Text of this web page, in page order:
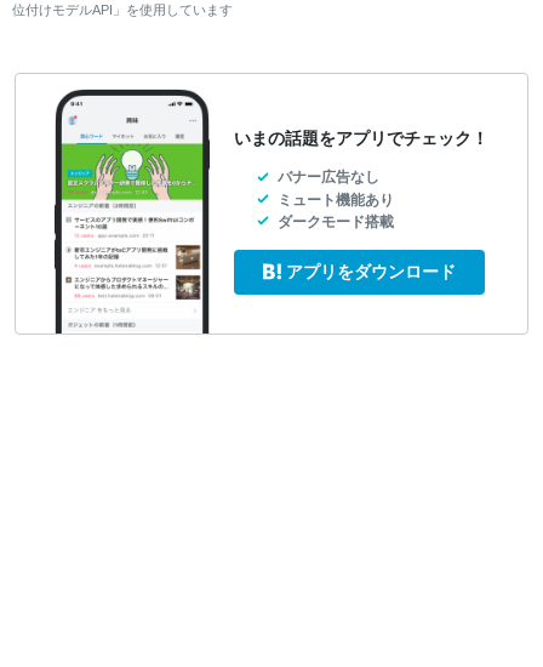
位付けモデルAPI」を使用しています
いまの話題をアプリでチェック！
バナー広告なし
ミュート機能あり
ダークモード搭載
アプリをダウンロード